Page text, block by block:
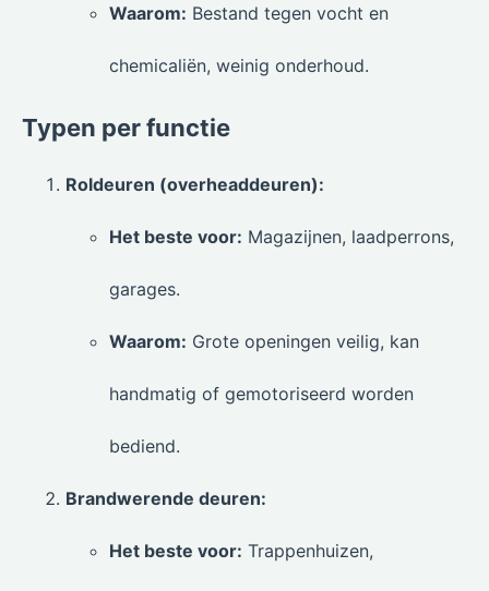
Waarom: Bestand tegen vocht en
chemicaliën, weinig onderhoud.
Typen per functie
Roldeuren (overheaddeuren):
Het beste voor: Magazijnen, laadperrons,
garages.
Waarom: Grote openingen veilig, kan
handmatig of gemotoriseerd worden
bediend.
Brandwerende deuren:
Het beste voor: Trappenhuizen,